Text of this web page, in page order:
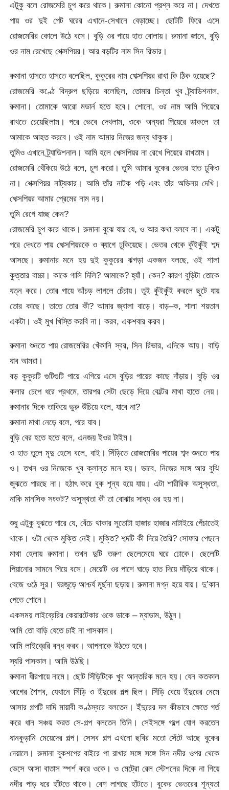
এটুকু বলে রোজমেরি চুপ করে থাকে। রুমানা কোনো প্রশ্ন করে না। দেখতে
পায় ওর দুই পেট ঘরের এখানে-সেখানে বেড়াচ্ছে। ছোটটি ফিরে এসে
রোজমেরির কোলে উঠে বসে। বুড়ি ওর গায়ে হাত বোলায়। রুমানা জানে, বুড়ি
ওর নাম রেখেছে শেক্সপিয়র। আর বড়টির নাম সিন রিভার।
রুমানা হাসতে হাসতে বলেছিল, কুকুরের নাম শেক্সপিয়র রাখা কি ঠিক হয়েছে?
রোজমেরি কণ্ঠে বিদ্রুপ ছড়িয়ে বলেছিল, তোমার চিন্তা খুব ট্র্যাডিশনাল,
রুমানা। তোমাকে আরো মডার্ন হতে হবে। শোনো, ওর নাম আমি পিয়েরে
রাখতে চেয়েছিলাম। পরে ভেবে দেখলাম, ওকে অন্যরা পিয়েরে ডাকলে তা
আমাকে আহত করবে। ওই নাম আমার নিজের জন্য থাকুক।
তুমিও এখানে ট্র্যাডিশনাল। আমি হলে শেক্সপিয়র না রেখে পিয়েরে রাখতাম।
রোজমেরি খেঁকিয়ে উঠে বলে, চুপ করো। তুমি আমার বুকের ভেতর হাত ঢুকিও
না। শেক্সপিয়র নাট্যকার। আমি তাঁর নাটক পড়ি এবং তাঁর অভিনয় দেখি।
শেক্সপিয়র আমার প্রেমের নাম নয়।
তুমি রেগে যাচ্ছ কেন?
রোজমেরি চুপ করে থাকে। রুমানা বুঝে যায় যে, ও আর কথা বলবে না। একটু
পরে দেখতে পায় শেক্সপিয়রকে ও ব্যাগে ঢুকিয়েছে। ভেতর থেকে কুঁইকুঁই শব্দ
আসছে। রুমানার মনে হয় দুই কুকুরের ঝগড়া একজন বলছে, ওই শালা
কুত্তার বাচ্চা। কাকে গালি দিলি? আমাকে? হ্যাঁ। কেন? কারণ বুড়িটা তোকে
যত্ন করে। তোর গায়ে আঁচড় লাগলে চেঁচায়। তুই কুঁইকুঁই করলে ছুটে যায়
তোর কাছে। তাতে তোর কী? আমার জ্বালা বাড়ে। বাড়–ক, শালা শয়তান
একটা। ওই মুখ খিস্তি করবি না। করব, একশবার করব।
রুমানা শুনতে পায় রোজমেরির খেঁকানি স্বর, সিন রিভার, এদিকে আয়। বাড়ি
যাব আমরা।
বড় কুকুরটি গুটিগুটি পায়ে এগিয়ে এসে বুড়ির পায়ের কাছে দাঁড়ায়। বুড়ি ওর
কলার চেপে ধরে প্রথমে, তারপর সেটা ছেড়ে দিয়ে বেল্টের মাথা হাতে নেয়।
রুমানার দিকে তাকিয়ে ভুরু উঁচিয়ে বলে, যাবে না?
রুমানা মাথা নেড়ে বলে, পরে যাব।
বুড়ি বের হতে হতে বলে, এনজয় ইওর টাইম।
ও হাত তুলে মৃদু হেসে বলে, বাই। সিঁড়িতে রোজমেরির পায়ের শব্দ শুনতে পায়
ও। তখন ওর নিজেকে খুব ক্লান্ত মনে হয়। ভাবে, নিজের সঙ্গে আর বুঝি
জুঝতে পারছে না। হঠাৎ করে বুক শূন্য হয়ে যায়। এটা শারীরিক অসুস্থতা,
নাকি মানসিক সংকট? অসুস্থতা কী তা বোঝার সাধ্য ওর হয় না।
শুধু এটুকু বুঝতে পারে যে, বেঁচে থাকার সুতোটা হাজার হাজার নাটাইয়ে পেঁচাতেই
থাকে। ওটা থেকে মুক্তি নেই। মুক্তি? শব্দটি কী দিয়ে তৈরি? সোফার পেছনে
মাথা হেলায় রুমানা। তখন দুটি তরুণ ছেলেমেয়ে ঘরে ঢোকে। ছেলেটি
পিয়ানোর সামনে গিয়ে বসে। মেয়েটি ওর পাশে ঘাড়ে হাত দিয়ে দাঁড়িয়ে থাকে।
বেজে ওঠে সুর। ঘরজুড়ে আশ্চর্য মূর্ছনা ছড়ায়। রুমানা মগ্ন হয়ে যায়। দু’কান
পেতে শোনে।
একসময় লাইব্রেরির কেয়ারটেকার ওকে ডাকে – ম্যাডাম, উঠুন।
আমি তো বাড়ি যেতে চাই না পাসকাল।
আমি লাইব্রেরি বন্ধ করব। আপনাকে উঠতে হবে।
স্যরি পাসকাল। আমি উঠছি।
রুমানা ধীরপায়ে নামে। ছোট সিঁড়িটিকে খুব আন্তরিক মনে হয়। যেন কতকাল
আগের শৈশব, যেখানে সিঁড়ি ও ইঁদুরের গল্প ছিল। সিঁড়ি বেয়ে ইঁদুরের নেমে
আসার গল্পটি দাদি মায়াবী কণ্ঠস্বরে বলতেন। ইঁদুরের দল কীভাবে ক্ষেতে গর্ত
করে ধান সঞ্চয় করত সে-গল্প বলতেন তিনি। সেইসঙ্গে গল্পে যোগ করতেন
ধানকুড়ানি মেয়েদের গল্প। সেসব গল্প এখনো ছবির মতো সেঁটে আছে বুকের
দেয়ালে। রুমানা বুকশপের বাইরে পা রাখার সঙ্গে সঙ্গে সিন নদীর ওপর থেকে
ভেসে আসা বাতাস স্পর্শ করে ওকে। ও মেট্রো রেল স্টেশনের দিকে না গিয়ে
নদীর পাড় ধরে হাঁটতে থাকে। বেশ লাগছে হাঁটতে। বুকের ভেতরের শূন্যতা